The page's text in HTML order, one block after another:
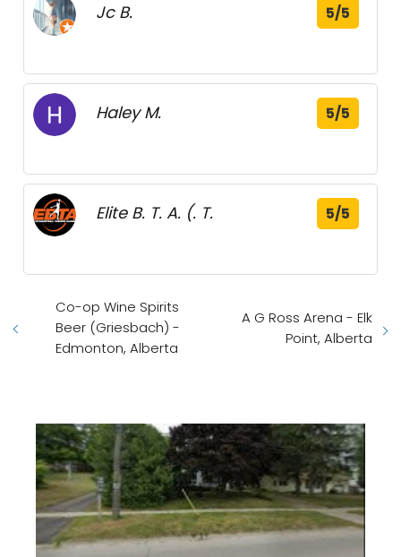
Jc B. 5/5
Haley M. 5/5
Elite B. T. A. (. T. 5/5
Co-op Wine Spirits
Beer (Griesbach) -
Edmonton, Alberta
A G Ross Arena - Elk
Point, Alberta